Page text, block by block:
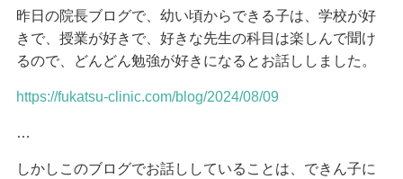
昨日の院長ブログで、幼い頃からできる子は、学校が好
きで、授業が好きで、好きな先生の科目は楽しんで聞け
るので、どんどん勉強が好きになるとお話ししました。
https://fukatsu-clinic.com/blog/2024/08/09
…
しかしこのブログでお話ししていることは、できん子に